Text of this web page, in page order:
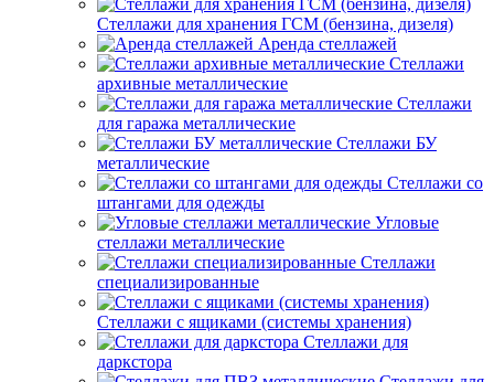
Стеллажи для хранения ГСМ (бензина, дизеля)
Аренда стеллажей
Стеллажи
архивные металлические
Стеллажи
для гаража металлические
Стеллажи БУ
металлические
Стеллажи со
штангами для одежды
Угловые
стеллажи металлические
Стеллажи
специализированные
Стеллажи с ящиками (системы хранения)
Стеллажи для
даркстора